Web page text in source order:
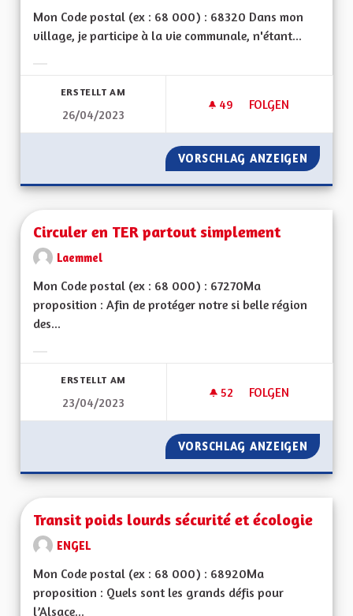
Mon Code postal (ex : 68 000) : 68320 Dans mon
village, je participe à la vie communale, n'étant...
ERSTELLT AM
26/04/2023
49 49 FOLLOWER
FOLGEN
MOTIVATIONS
VORSCHLAG ANZEIGEN
Circuler en TER partout simplement
Laemmel
Mon Code postal (ex : 68 000) : 67270Ma
proposition : Afin de protéger notre si belle région
des...
ERSTELLT AM
23/04/2023
52 52 FOLLOWER
FOLGEN
CIRCULER EN TER
VORSCHLAG ANZEIGEN
Transit poids lourds sécurité et écologie
ENGEL
Mon Code postal (ex : 68 000) : 68920Ma
proposition : Quels sont les grands défis pour
l’Alsace...